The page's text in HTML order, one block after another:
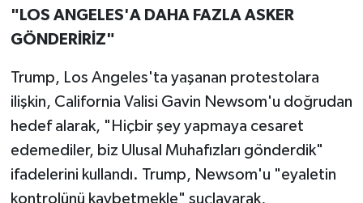
"LOS ANGELES'A DAHA FAZLA ASKER
GÖNDERİRİZ"
Trump, Los Angeles'ta yaşanan protestolara
ilişkin, California Valisi Gavin Newsom'u doğrudan
hedef alarak, "Hiçbir şey yapmaya cesaret
edemediler, biz Ulusal Muhafızları gönderdik"
ifadelerini kullandı. Trump, Newsom'u "eyaletin
kontrolünü kaybetmekle" suçlayarak,